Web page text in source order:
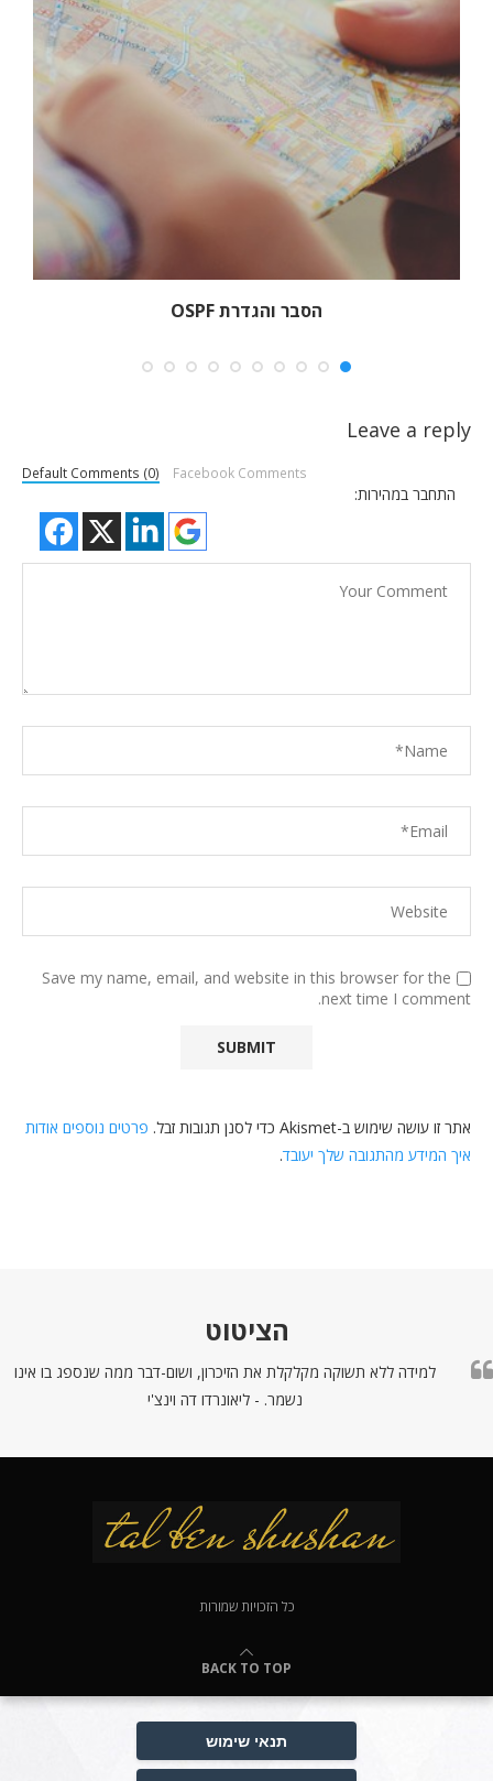
הסבר והגדרת OSPF
Leave a reply
Default Comments (0) Facebook Comments
התחבר במהירות:
Save my name, email, and website in this browser for the
next time I comment.
אתר זו עושה שימוש ב-Akismet כדי לסנן תגובות זבל.
פרטים נוספים אודות
איך המידע מהתגובה שלך יעובד.
הציטוט
למידה ללא תשוקה מקלקלת את הזיכרון, ושום-דבר ממה שנספג בו אינו
נשמר. - ליאונרדו דה וינצ'י
כל הזכויות שמורות
BACK TO TOP
תנאי שימוש